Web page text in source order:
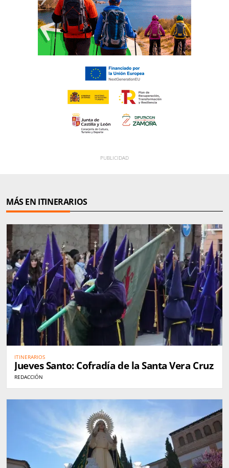
MÁS EN ITINERARIOS
ITINERARIOS
Jueves Santo: Cofradía de la Santa Vera Cruz
REDACCIÓN